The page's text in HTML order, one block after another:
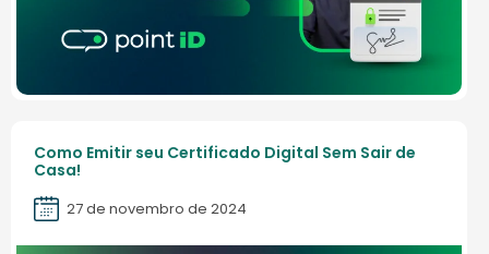
Como Emitir seu Certificado Digital Sem Sair de
Casa!
27 de novembro de 2024